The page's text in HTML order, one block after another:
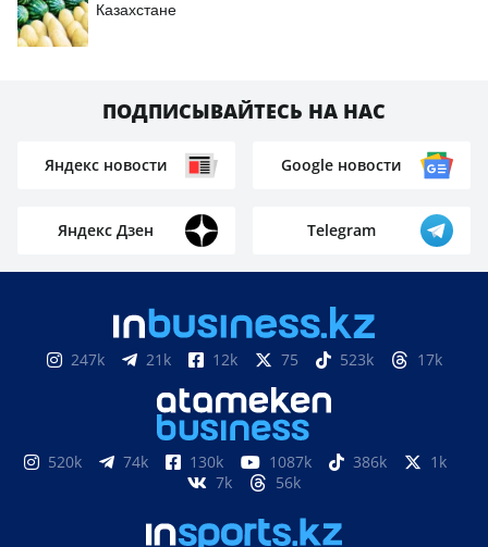
Казахстане
ПОДПИСЫВАЙТЕСЬ НА НАС
Яндекс новости Google новости
Яндекс Дзен Telegram
247k 21k 12k 75 523k 17k
520k 74k 130k 1087k 386k
1k
7k
56k